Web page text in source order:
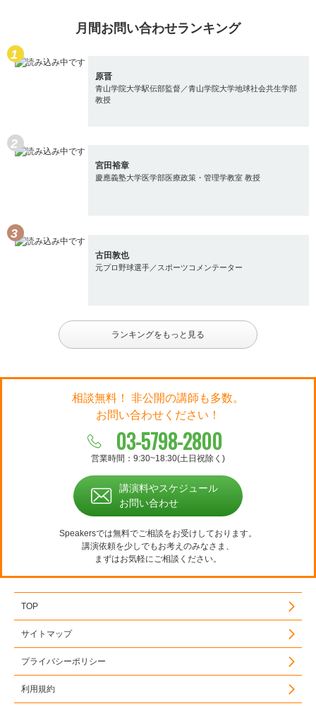
月間お問い合わせランキング
原晋
青山学院大学駅伝部監督／青山学院大学地球社会共生学部
教授
宮田裕章
慶應義塾大学医学部医療政策・管理学教室 教授
古田敦也
元プロ野球選手／スポーツコメンテーター
ランキングをもっと見る
相談無料！ 非公開の講師も多数。
お問い合わせください！
03-5798-2800
営業時間：9:30~18:30(土日祝除く)
講演料やスケジュール
お問い合わせ
Speakersでは無料でご相談をお受けしております。
講演依頼を少しでもお考えのみなさま、
まずはお気軽にご相談ください。
TOP
サイトマップ
プライバシーポリシー
利用規約